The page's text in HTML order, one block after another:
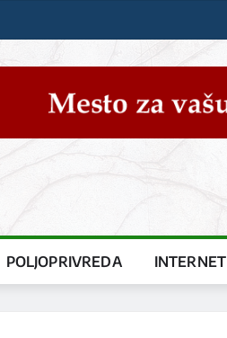
POLJOPRIVREDA INTERNET